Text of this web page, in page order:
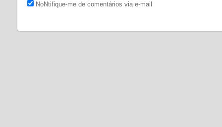
NoNtifique-me de comentários via e-mail